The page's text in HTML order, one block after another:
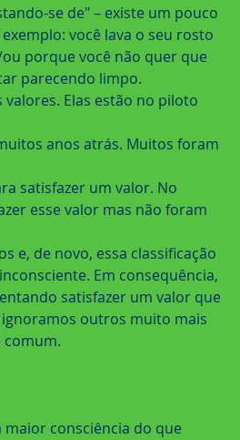
se de" – existe um pouco
você lava o seu rosto
porque você não quer que
parecendo limpo.
Elas estão no piloto
anos atrás. Muitos foram
satisfazer um valor. No
esse valor mas não foram
e, de novo, essa classificação
Em consequência,
satisfazer um valor que
outros muito mais
comum.
consciência do que